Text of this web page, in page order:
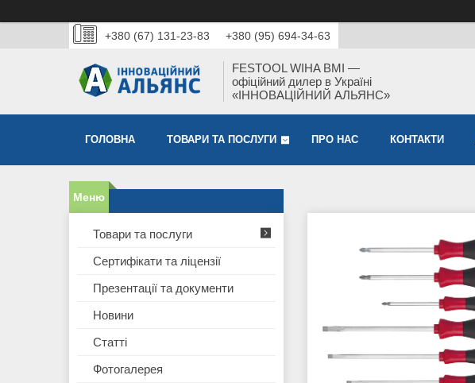
+380 (67) 131-23-83 +380 (95) 694-34-63
FESTOOL WIHA BMI —
офіційний дилер в Україні
«ІННОВАЦІЙНИЙ АЛЬЯНС»
ГОЛОВНА ТОВАРИ ТА ПОСЛУГИ ПРО НАС КОНТАКТИ
Товари та послуги
Сертифікати та ліцензії
Презентації та документи
Новини
Статті
Фотогалерея